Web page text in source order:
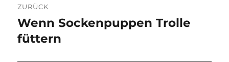
ZURÜCK
Vorheriger
Beitrag:
Wenn Sockenpuppen Trolle
füttern